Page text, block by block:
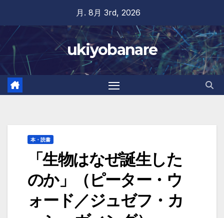
content
月. 8月 3rd, 2026
ukiyobanare
本・読書
「生物はなぜ誕生した
のか」（ピーター・ウ
ォード／ジュゼフ・カ